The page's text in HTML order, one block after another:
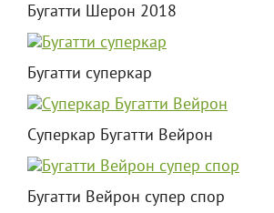
Бугатти Шерон 2018
Бугатти суперкар
Суперкар Бугатти Вейрон
Бугатти Вейрон супер спор